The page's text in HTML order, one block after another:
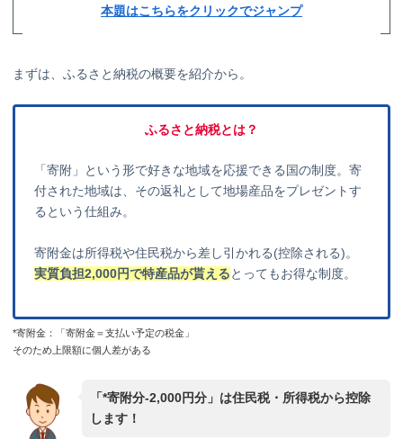
本題はこちらをクリックでジャンプ
まずは、ふるさと納税の概要を紹介から。
ふるさと納税とは？
「寄附」という形で好きな地域を応援できる国の制度。寄
付された地域は、その返礼として地場産品をプレゼントす
るという仕組み。
寄附金は所得税や住民税から差し引かれる(控除される)。
実質負担2,000円で特産品が貰えるとってもお得な制度。
*寄附金：「寄附金＝支払い予定の税金」
そのため上限額に個人差がある
「*寄附分-2,000円分」は住民税・所得税から控除
します！